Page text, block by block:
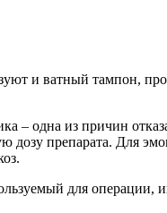
и ватный тампон,
– одна из причин
дозу препарата. Для
для операции,